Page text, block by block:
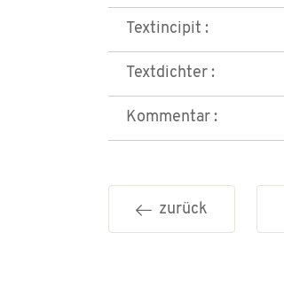
Textincipit :
Textdichter :
Kommentar :
zurück